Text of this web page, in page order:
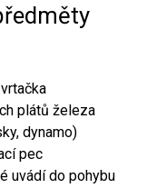
plátů železa
dynamo)
pec
uvádí do pohybu